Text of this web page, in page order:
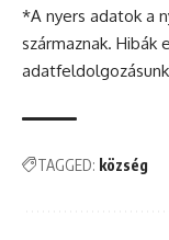
*A nyers adatok a
származnak. Hibák
TAGGED: község